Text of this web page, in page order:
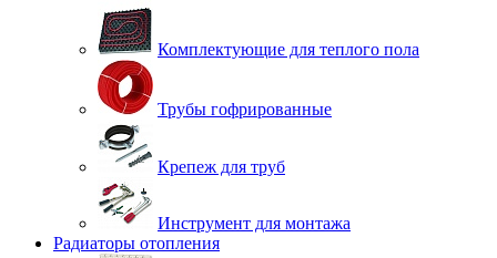
Комплектующие для теплого пола
Трубы гофрированные
Крепеж для труб
Инструмент для монтажа
Радиаторы отопления